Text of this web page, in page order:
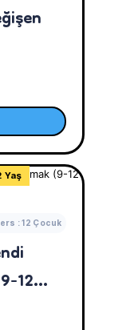
Yaş
: 12 Çocuk
12